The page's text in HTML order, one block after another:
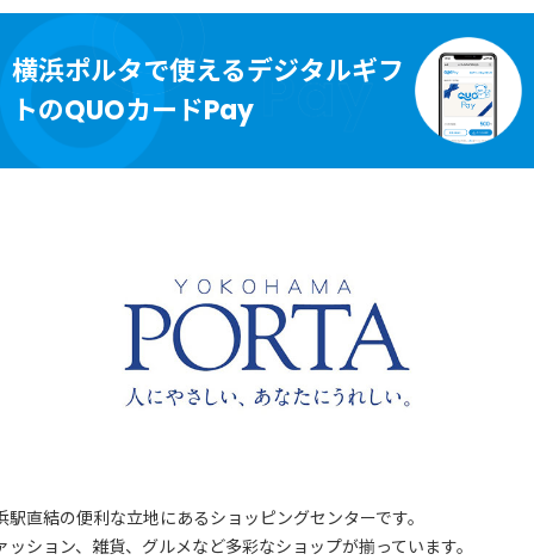
ドが使え
るお店
ドPayが使
ド
ドPay
ラム一覧
お祝い
オリジナル
コンテンツ
一覧
お祝い
季節・その
他の贈り物
記念品・景
品
ドオンラ
インスト
ア
ドPayオン
トア
横浜ポルタで使えるデジタルギフ
トのQUOカードPay
駅直結の便利な立地にあるショッピングセンターです。
ッション、雑貨、グルメなど多彩なショップが揃っています。